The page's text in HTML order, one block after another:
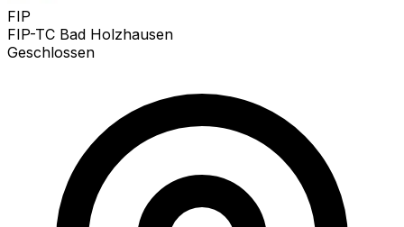
FIP
FIP-TC Bad Holzhausen
Geschlossen